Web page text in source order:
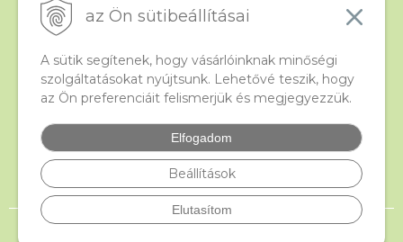
az Ön sütibeállításai
A sütik segítenek, hogy vásárlóinknak minőségi
szolgáltatásokat nyújtsunk. Lehetővé teszik, hogy
az Ön preferenciáit felismerjük és megjegyezzük.
Elfogadom
Beállítások
Elutasítom
Panasz, árucsere és visszáru
Beado
Kapcsolat
Gyakori kérdések
Facebook
© 2026 beado.hu, a gyöngyök webáruháza •NextShop&e-shop Pohoda